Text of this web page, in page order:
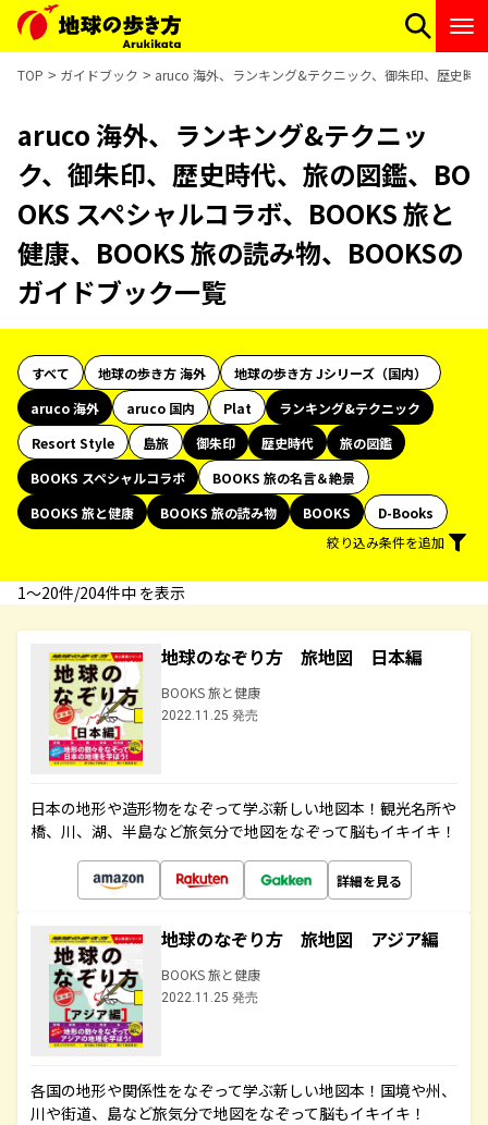
TOP ガイドブック aruco 海外、ランキング&テクニック、御朱印、歴史時
aruco 海外、ランキング&テクニッ
ク、御朱印、歴史時代、旅の図鑑、BO
OKS スペシャルコラボ、BOOKS 旅と
健康、BOOKS 旅の読み物、BOOKSの
ガイドブック一覧
すべて 地球の歩き方 海外
地球の歩き方 Jシリーズ（国内）
aruco 海外
aruco 国内 Plat
ランキング&テクニック
Resort Style
島旅 御朱印 歴史時代
旅の図鑑
BOOKS スペシャルコラボ
BOOKS 旅の名言＆絶景
BOOKS 旅と健康
BOOKS 旅の読み物 BOOKS
D-Books
絞り込み条件を追加
1〜20件/204件中 を表示
地球のなぞり方 旅地図 日本編
BOOKS 旅と健康
2022.11.25 発売
日本の地形や造形物をなぞって学ぶ新しい地図本！観光名所や
橋、川、湖、半島など旅気分で地図をなぞって脳もイキイキ！
詳細を見る
地球のなぞり方 旅地図 アジア編
BOOKS 旅と健康
2022.11.25 発売
各国の地形や関係性をなぞって学ぶ新しい地図本！国境や州、
川や街道、島など旅気分で地図をなぞって脳もイキイキ！